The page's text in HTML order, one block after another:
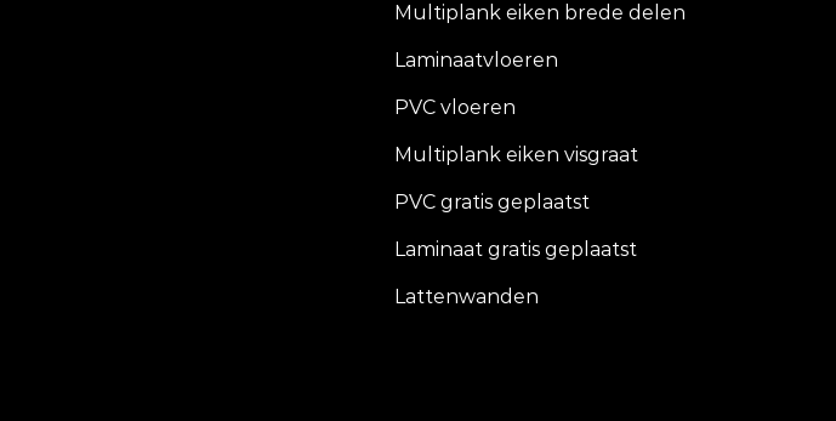
Multiplank eiken brede delen
Laminaatvloeren
PVC vloeren
Multiplank eiken visgraat
PVC gratis geplaatst
Laminaat gratis geplaatst
Lattenwanden